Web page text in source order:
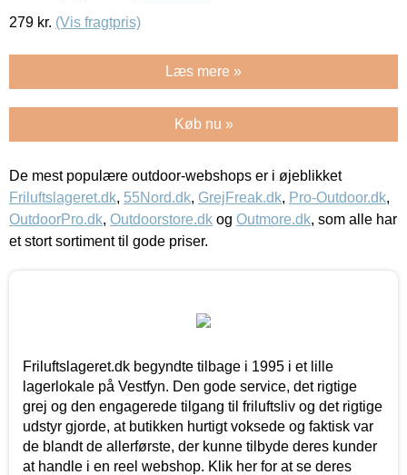
279 kr. (Vis fragtpris)
Læs mere »
Køb nu »
De mest populære outdoor-webshops er i øjeblikket
Friluftslageret.dk, 55Nord.dk, GrejFreak.dk, Pro-Outdoor.dk,
OutdoorPro.dk, Outdoorstore.dk og Outmore.dk, som alle har
et stort sortiment til gode priser.
Friluftslageret.dk begyndte tilbage i 1995 i et lille
lagerlokale på Vestfyn. Den gode service, det rigtige
grej og den engagerede tilgang til friluftsliv og det rigtige
udstyr gjorde, at butikken hurtigt voksede og faktisk var
de blandt de allerførste, der kunne tilbyde deres kunder
at handle i en reel webshop. Klik her for at se deres